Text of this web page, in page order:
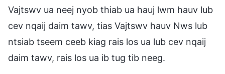
Vajtswv ua neej nyob thiab ua hauj lwm hauv lub
cev nqaij daim tawv, tias Vajtswv hauv Nws lub
ntsiab tseem ceeb kiag rais los ua lub cev nqaij
daim tawv, rais los ua ib tug tib neeg.